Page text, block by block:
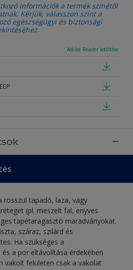
információk a termék színétől
Kérjük, válasszon színt a
egészségügyi és biztonsági
Adobe Reader letöltése
rosszul tapadó, laza, vagy
(pl. meszelt fal, enyves
tapétaragasztó maradványokat.
száraz, szilárd és
Ha szükséges a
és a por eltávolítása érdekében
vakolt felületen csak a vakolat